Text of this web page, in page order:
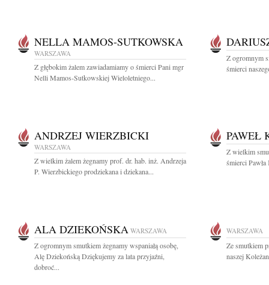
NELLA MAMOS-SUTKOWSKA
WARSZAWA
Z głębokim żalem zawiadamiamy o śmierci Pani mgr
Nelli Mamos-Sutkowskiej Wieloletniego...
Z ogromnym
śmierci
ANDRZEJ WIERZBICKI
WARSZAWA
Z wielkim żalem żegnamy prof. dr. hab. inż. Andrzeja
P. Wierzbickiego prodziekana i dziekana...
PAWEŁ
Z wielkim
śmierci
ALA DZIEKOŃSKA WARSZAWA
Z ogromnym smutkiem żegnamy wspaniałą osobę,
Alę Dziekońską Dziękujemy za lata przyjaźni,
dobroć...
WARSZAWA
Ze smutkiem
naszej